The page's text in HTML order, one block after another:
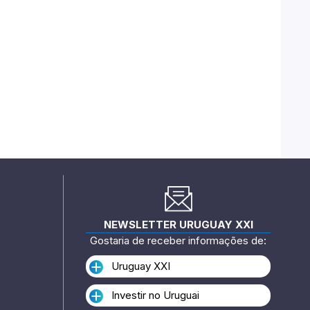
NEWSLETTER URUGUAY XXI
Gostaria de receber informações de:
Uruguay XXI
Investir no Uruguai